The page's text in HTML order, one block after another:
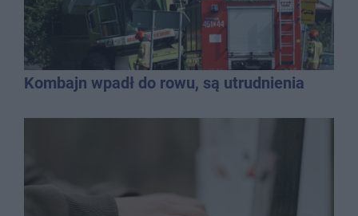
Kombajn wpadł do rowu, są utrudnienia